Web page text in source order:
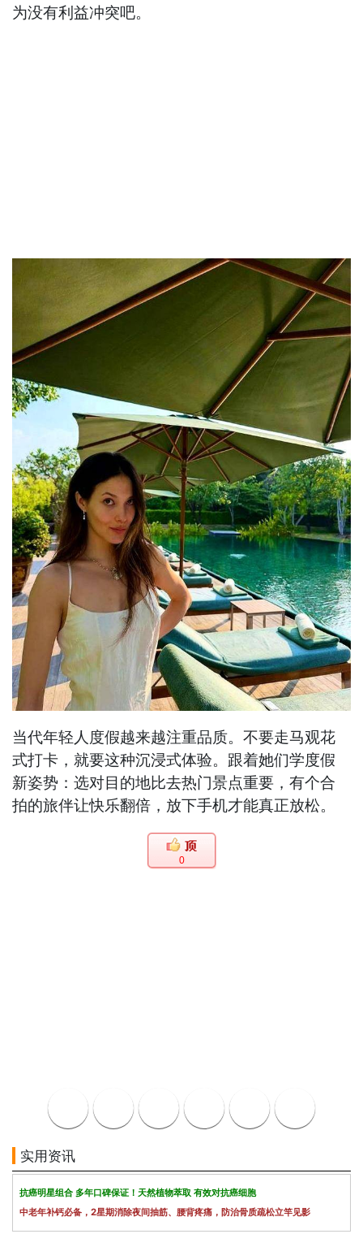
为没有利益冲突吧。
当代年轻人度假越来越注重品质。不要走马观花
式打卡，就要这种沉浸式体验。跟着她们学度假
新姿势：选对目的地比去热门景点重要，有个合
拍的旅伴让快乐翻倍，放下手机才能真正放松。
0
实用资讯
抗癌明星组合 多年口碑保证！天然植物萃取 有效对抗癌细胞
中老年补钙必备，2星期消除夜间抽筋、腰背疼痛，防治骨质疏松立竿见影